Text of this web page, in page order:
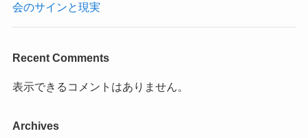
会のサインと現実
Recent Comments
表示できるコメントはありません。
Archives